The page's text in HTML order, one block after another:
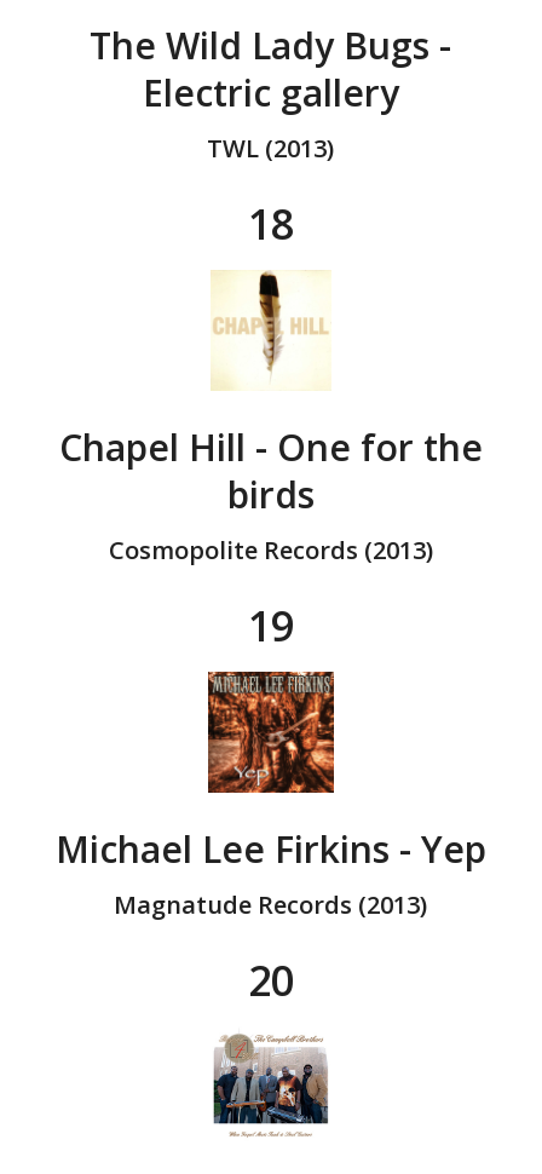
The Wild Lady Bugs -
Electric gallery
TWL (2013)
18
Chapel Hill - One for the
birds
Cosmopolite Records (2013)
19
Michael Lee Firkins - Yep
Magnatude Records (2013)
20